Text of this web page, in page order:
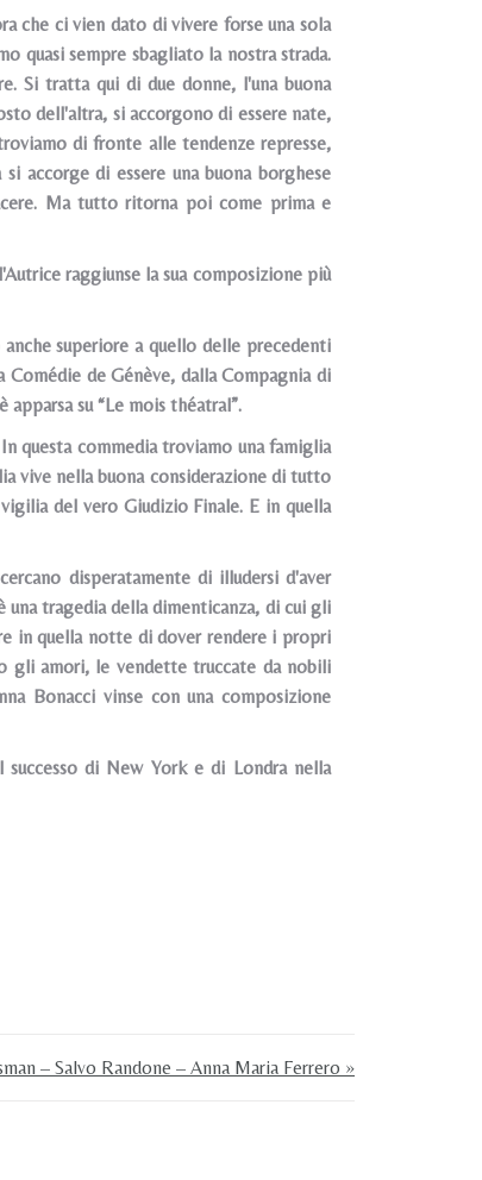
che ci vien dato di vivere forse una sola
quasi sempre sbagliato la nostra strada.
Si tratta qui di due donne, l'una buona
dell'altra, si accorgono di essere nate,
di fronte alle tendenze represse,
accorge di essere una buona borghese
Ma tutto ritorna poi come prima e
raggiunse la sua composizione più
superiore a quello delle precedenti
Comédie de Génève, dalla Compagnia di
su “Le mois théatral”.
questa commedia troviamo una famiglia
vive nella buona considerazione di tutto
del vero Giudizio Finale. E in quella
disperatamente di illudersi d'aver
tragedia della dimenticanza, di cui gli
in quella notte di dover rendere i propri
gli amori, le vendette truccate da nobili
Bonacci vinse con una composizione
di New York e di Londra nella
– Salvo Randone – Anna Maria Ferrero »